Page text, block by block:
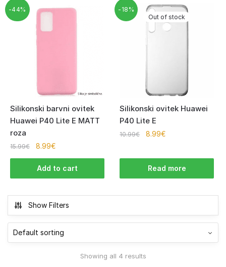
-44%
Silikonski barvni ovitek
Huawei P40 Lite E MATT
roza
15.99€ 8.99€
Add to cart
-18%
Out of stock
Silikonski ovitek Huawei
P40 Lite E
10.99€ 8.99€
Read more
Show Filters
Showing all 4 results